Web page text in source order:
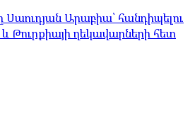
Սաուդյան Արաբիա՝ հանդիպելու
Թուրքիայի ղեկավարների հետ